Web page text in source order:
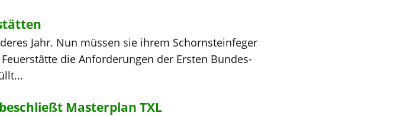
Jahr. Nun müssen sie ihrem Schornsteinfeger
die Anforderungen der Ersten Bundes-
Masterplan TXL